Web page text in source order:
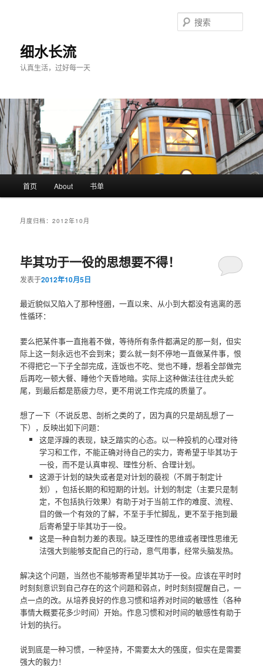
细水长流
认真生活，过好每一天
索
首页 About 书单
月度归档：2012年10月
毕其功于一役的思想要不得！
发表于2012年10月5日
最近貌似又陷入了那种怪圈，一直以来、从小到大都没有逃离的恶
性循环：
要么把某件事一直拖着不做，等待所有条件都满足的那一刻，但实
际上这一刻永远也不会到来；要么就一刻不停地一直做某件事，恨
不得把它一下子全部完成，连饭也不吃、觉也不睡，想着全部做完
后再吃一顿大餐、睡他个天昏地暗。实际上这种做法往往虎头蛇
尾，到最后都是筋疲力尽，更不用说工作完成的质量了。
想了一下（不说反思、剖析之类的了，因为真的只是胡乱想了一
下），反映出如下问题：
这是浮躁的表现，缺乏踏实的心态。以一种投机的心理对待
学习和工作，不能正确对待自己的实力，寄希望于毕其功于
一役，而不是认真审视、理性分析、合理计划。
这源于计划的缺失或者是对计划的藐视（不屑于制定计
划），包括长期的和短期的计划。计划的制定（主要只是制
定，不包括执行效果）有助于对于当前工作的难度、流程、
目的做一个有效的了解，不至于手忙脚乱，更不至于拖到最
后寄希望于毕其功于一役。
这是一种自制力差的表现。缺乏理性的思维或者理性思维无
法强大到能够支配自己的行动，意气用事，经常头脑发热。
解决这个问题，当然也不能够寄希望毕其功于一役。应该在平时时
时刻刻意识到自己存在的这个问题和弱点，时时刻刻提醒自己，一
点一点的改。从培养良好的作息习惯和培养对时间的敏感性（各种
事情大概要花多少时间）开始。作息习惯和对时间的敏感性有助于
计划的执行。
说到底是一种习惯，一种坚持，不需要太大的强度，但实在是需要
强大的毅力！